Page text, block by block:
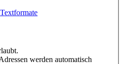
werden automatisch